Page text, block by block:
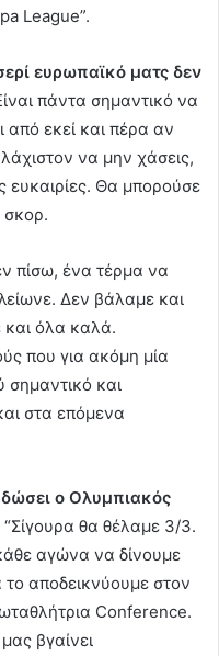
League”.
ευρωπαϊκό ματς δεν
πάντα σημαντικό να
εκεί και πέρα αν
να μην χάσεις,
ευκαιρίες. Θα μπορούσε
σκορ.
πίσω, ένα τέρμα να
Δεν βάλαμε και
όλα καλά.
που για ακόμη μία
σημαντικό και
στα επόμενα
δώσει ο Ολυμπιακός
“Σίγουρα θα θέλαμε 3/3.
αγώνα να δίνουμε
αποδεικνύουμε στον
Conference.
βγαίνει